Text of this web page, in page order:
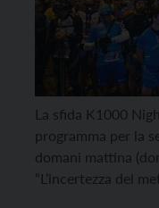
La sfida K1000
programma per la
domani mattina
“L’incertezza del